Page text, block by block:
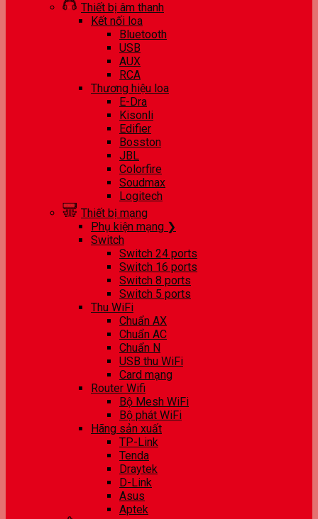
Thiết bị âm thanh
Kết nối loa
Bluetooth
USB
AUX
RCA
Thương hiệu loa
E-Dra
Kisonli
Edifier
Bosston
JBL
Colorfire
Soudmax
Logitech
Thiết bị mạng
Phụ kiện mạng ❯
Switch
Switch 24 ports
Switch 16 ports
Switch 8 ports
Switch 5 ports
Thu WiFi
Chuẩn AX
Chuẩn AC
Chuẩn N
USB thu WiFi
Card mạng
Router Wifi
Bộ Mesh WiFi
Bộ phát WiFi
Hãng sản xuất
TP-Link
Tenda
Draytek
D-Link
Asus
Aptek